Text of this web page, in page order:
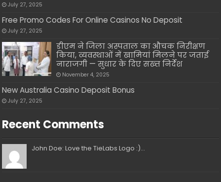
July 27, 2025
Free Promo Codes For Online Casinos No Deposit
July 27, 2025
डीएम ने जिला अस्पताल का औचक निरीक्षण
किया, व्यवस्थाओं में खामियां मिलने पर जताई
नाराजगी — सुधार के दिए सख्त निर्देश
November 4, 2025
New Australia Casino Deposit Bonus
July 27, 2025
Recent Comments
John Doe: Love the TieLabs Logo :)...